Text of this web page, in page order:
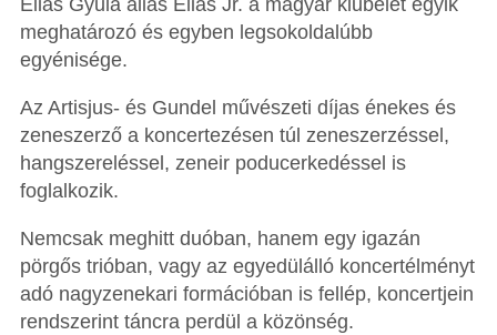
Éliás Gyula alias Éliás Jr. a magyar klubélet egyik
meghatározó és egyben legsokoldalúbb
egyénisége.
Az Artisjus- és Gundel művészeti díjas énekes és
zeneszerző a koncertezésen túl zeneszerzéssel,
hangszereléssel, zeneir poducerkedéssel is
foglalkozik.
Nemcsak meghitt duóban, hanem egy igazán
pörgős trióban, vagy az egyedülálló koncertélményt
adó nagyzenekari formációban is fellép, koncertjein
rendszerint táncra perdül a közönség.